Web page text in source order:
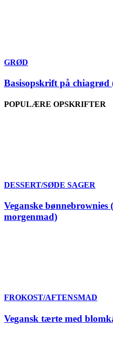
GRØD
Basisopskrift på chiagrød
POPULÆRE OPSKRIFTER
DESSERT/SØDE SAGER
Veganske bønnebrownies
morgenmad)
FROKOST/AFTENSMAD
Vegansk tærte med